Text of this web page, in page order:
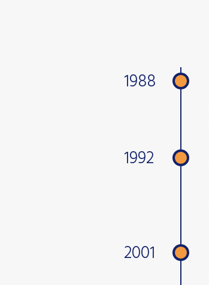
1988
1992
2001